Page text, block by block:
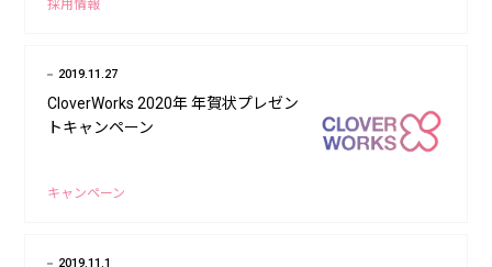
採用情報
2019.11.27
CloverWorks 2020年 年賀状プレゼン
トキャンペーン
キャンペーン
2019.11.1